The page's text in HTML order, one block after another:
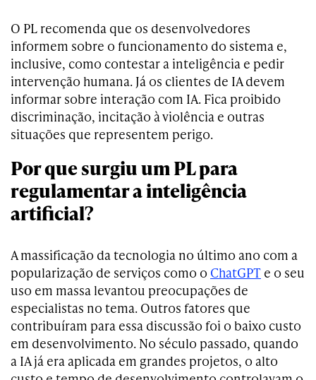
O PL recomenda que os desenvolvedores
informem sobre o funcionamento do sistema e,
inclusive, como contestar a inteligência e pedir
intervenção humana. Já os clientes de IA devem
informar sobre interação com IA. Fica proibido
discriminação, incitação à violência e outras
situações que representem perigo.
Por que surgiu um PL para
regulamentar a inteligência
artificial?
A massificação da tecnologia no último ano com a
popularização de serviços como o ChatGPT e o seu
uso em massa levantou preocupações de
especialistas no tema. Outros fatores que
contribuíram para essa discussão foi o baixo custo
em desenvolvimento. No século passado, quando
a IA já era aplicada em grandes projetos, o alto